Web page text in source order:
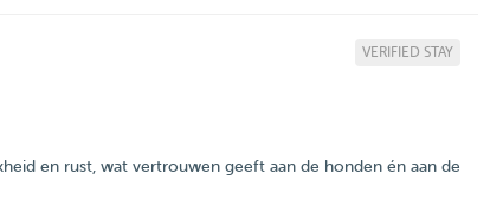
VERIFIED STAY
en rust, wat vertrouwen geeft aan de honden én aan de